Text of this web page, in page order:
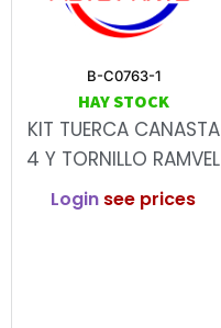
B-C0763-1
HAY STOCK
KIT TUERCA CANASTA
4 Y TORNILLO RAMVEL
Login see prices